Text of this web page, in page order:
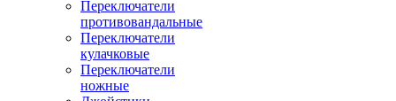
Переключатели
противовандальные
Переключатели
кулачковые
Переключатели
ножные